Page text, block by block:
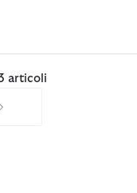
articoli